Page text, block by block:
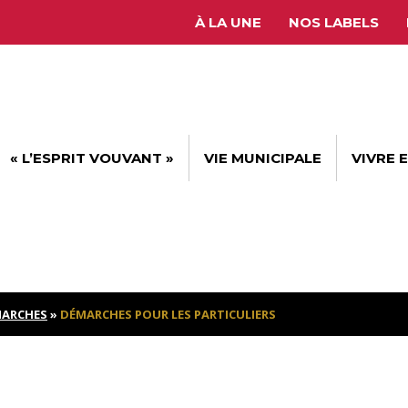
À LA UNE NOS LABELS
« L’ESPRIT VOUVANT » VIE MUNICIPALE VIVRE
» DÉMARCHES POUR LES PARTICULIERS